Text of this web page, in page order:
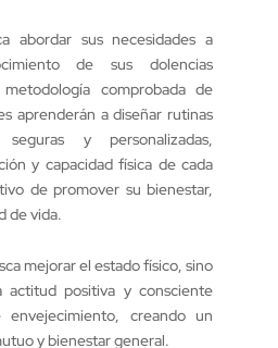
abordar sus necesidades a
de sus dolencias
comprobada de
aprenderán a diseñar rutinas
y personalizadas,
y capacidad física de cada
de promover su bienestar,
de vida.
mejorar el estado físico, sino
actitud positiva y consciente
creando un
y bienestar general.